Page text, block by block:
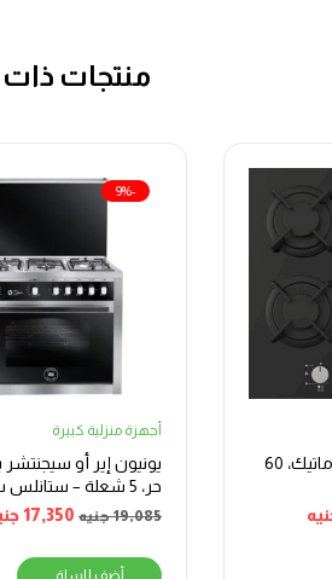
منتجات
بوتجاز غاز مدمج إيكوماتيك، 60
-9%
أجهزة منزلية كبيرة
يونيون إير أو سيجنتشر
حر، 5 شعلة – ستانلس ستيل
19,085جنيه 17,350
أضف للسلة